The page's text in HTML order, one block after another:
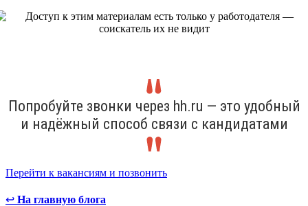
Попробуйте звонки через hh.ru — это удобный
и надёжный способ связи с кандидатами
Перейти к вакансиям и позвонить
↩ На главную блога